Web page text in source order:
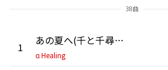
38曲
1 あの夏へ(千と千尋の神隠しより)
α Healing